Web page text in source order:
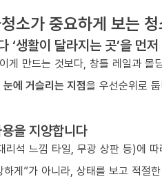
소가 중요하게 보는
‘생활이 달라지는 곳’을 먼
게 만드는 것보다, 창틀 레일과 몰
에 거슬리는 지점을 우선순위로
을 지양합니다
리석 느낌 타일, 무광 상판 등)에
게”가 아니라, 상태를 보고 적절